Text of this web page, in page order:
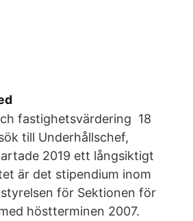
fastighetsvärdering 18
till Underhållschef,
2019 ett långsiktigt
är det stipendium inom
för Sektionen för
höstterminen 2007.